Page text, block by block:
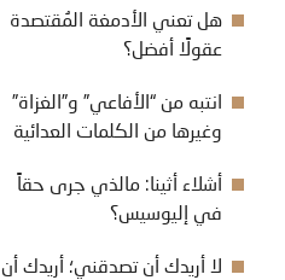
هل تعني الأدمغة المُقتصدة
عقولًا أفضل؟
انتبه من “الأفاعي” و”الغزاة”
وغيرها من الكلمات العدائية
أشلاء أثينا: مالذي جرى حقاً
في إليوسيس؟
لا أريدك أن تصدقني؛ أريدك أن